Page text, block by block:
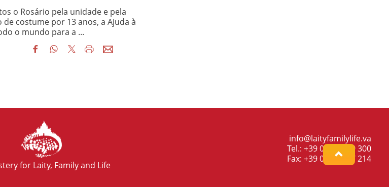
o Rosário pela unidade e pela
costume por 13 anos, a Ajuda à
o mundo para a ...
for Laity, Family and Life
info@laityfamilylife.va
Tel.: +39 06 698 69 300
Fax: +39 06 698 87 214